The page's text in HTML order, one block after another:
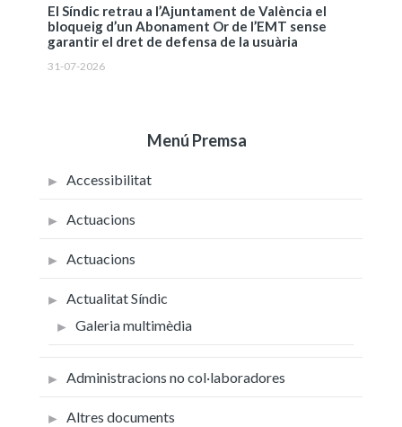
El Síndic retrau a l’Ajuntament de València el
bloqueig d’un Abonament Or de l’EMT sense
garantir el dret de defensa de la usuària
31-07-2026
Menú Premsa
Accessibilitat
Actuacions
Actuacions
Actualitat Síndic
Galeria multimèdia
Administracions no col·laboradores
Altres documents